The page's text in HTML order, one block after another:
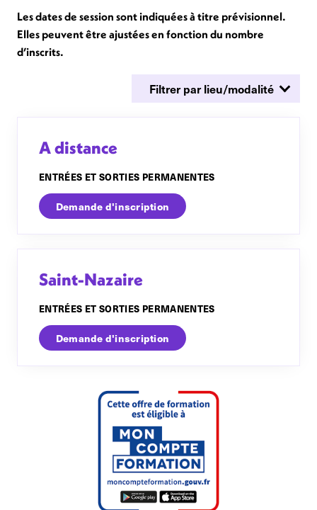
Les dates de session sont indiquées à titre prévisionnel.
Elles peuvent être ajustées en fonction du nombre
d’inscrits.
A distance
ENTRÉES ET SORTIES PERMANENTES
Demande d'inscription
Saint-Nazaire
ENTRÉES ET SORTIES PERMANENTES
Demande d'inscription